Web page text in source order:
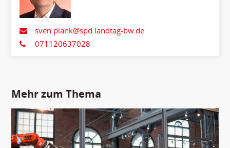
sven.plank@spd.landtag-bw.de
071120637028
Mehr zum Thema